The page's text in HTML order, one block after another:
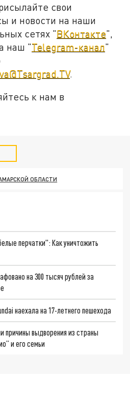
свои
и новости на наши
сетях "ВКонтакте",
наш "Telegram-канал"
.
к нам в
ОБЛАСТИ
перчатки": Как уничтожить
на 300 тысяч рублей за
наехала на 17-летнего пешехода
причины выдворения из страны
и его семьи